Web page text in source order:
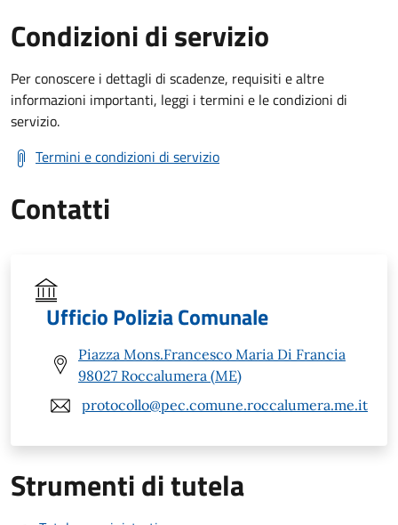
Condizioni di servizio
Per conoscere i dettagli di scadenze, requisiti e altre
informazioni importanti, leggi i termini e le condizioni di
servizio.
Termini e condizioni di servizio
Contatti
Ufficio Polizia Comunale
Piazza Mons.Francesco Maria Di Francia
98027 Roccalumera (ME)
protocollo@pec.comune.roccalumera.me.it
Strumenti di tutela